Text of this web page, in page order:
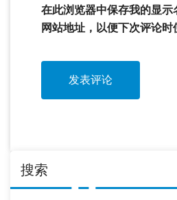
在此浏览器中保存我的显示
网站地址，以便下次评论时
搜索